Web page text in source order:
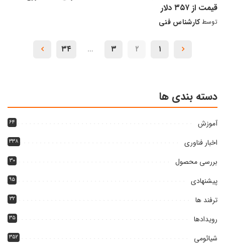
قیمت از ۳۵۷ دلار
ارسال
توسطکارشناس فنی
۱ ۲ ۳ … ۳۴
دسته بندی ها
آموزش ۶۴
اخبار فناوری ۳۳۸
بررسی محصول ۳۰
پیشنهادی ۹۵
ترفند ها ۳۲
رویدادها ۳۵
شیائومی ۳۵۲